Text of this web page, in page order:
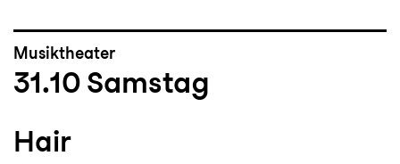
Musiktheater
31.10 Samstag
Hair